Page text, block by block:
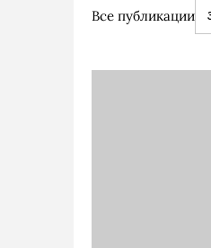
Все публикации